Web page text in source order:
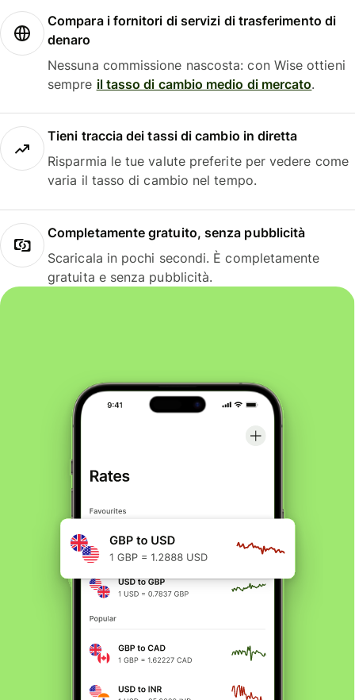
Compara i fornitori di servizi di trasferimento di
denaro
Nessuna commissione nascosta: con Wise ottieni
sempre il tasso di cambio medio di mercato.
Tieni traccia dei tassi di cambio in diretta
Risparmia le tue valute preferite per vedere come
varia il tasso di cambio nel tempo.
Completamente gratuito, senza pubblicità
Scaricala in pochi secondi. È completamente
gratuita e senza pubblicità.